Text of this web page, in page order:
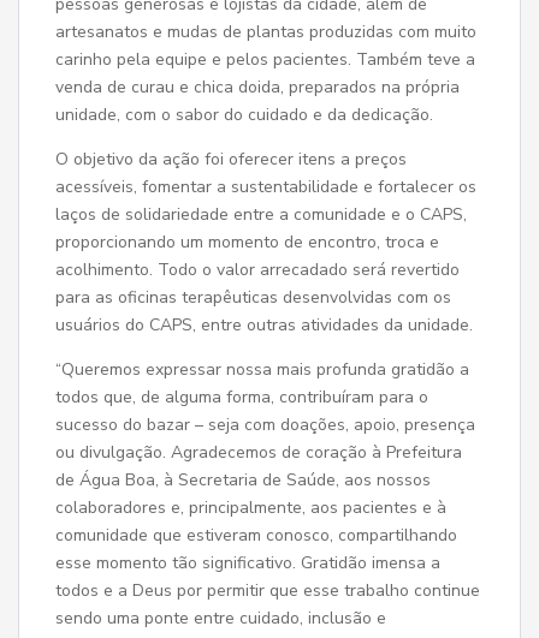
artesanatos e mudas de plantas produzidas com muito
carinho pela equipe e pelos pacientes. Também teve a
venda de curau e chica doida, preparados na própria
unidade, com o sabor do cuidado e da dedicação.
O objetivo da ação foi oferecer itens a preços
acessíveis, fomentar a sustentabilidade e fortalecer os
laços de solidariedade entre a comunidade e o CAPS,
proporcionando um momento de encontro, troca e
acolhimento. Todo o valor arrecadado será revertido
para as oficinas terapêuticas desenvolvidas com os
usuários do CAPS, entre outras atividades da unidade.
“Queremos expressar nossa mais profunda gratidão a
todos que, de alguma forma, contribuíram para o
sucesso do bazar – seja com doações, apoio, presença
ou divulgação. Agradecemos de coração à Prefeitura
de Água Boa, à Secretaria de Saúde, aos nossos
colaboradores e, principalmente, aos pacientes e à
comunidade que estiveram conosco, compartilhando
esse momento tão significativo. Gratidão imensa a
todos e a Deus por permitir que esse trabalho continue
sendo uma ponte entre cuidado, inclusão e